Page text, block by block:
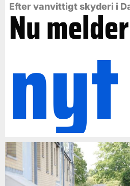
Efter vanvittigt skyderi i
Nu
nyt